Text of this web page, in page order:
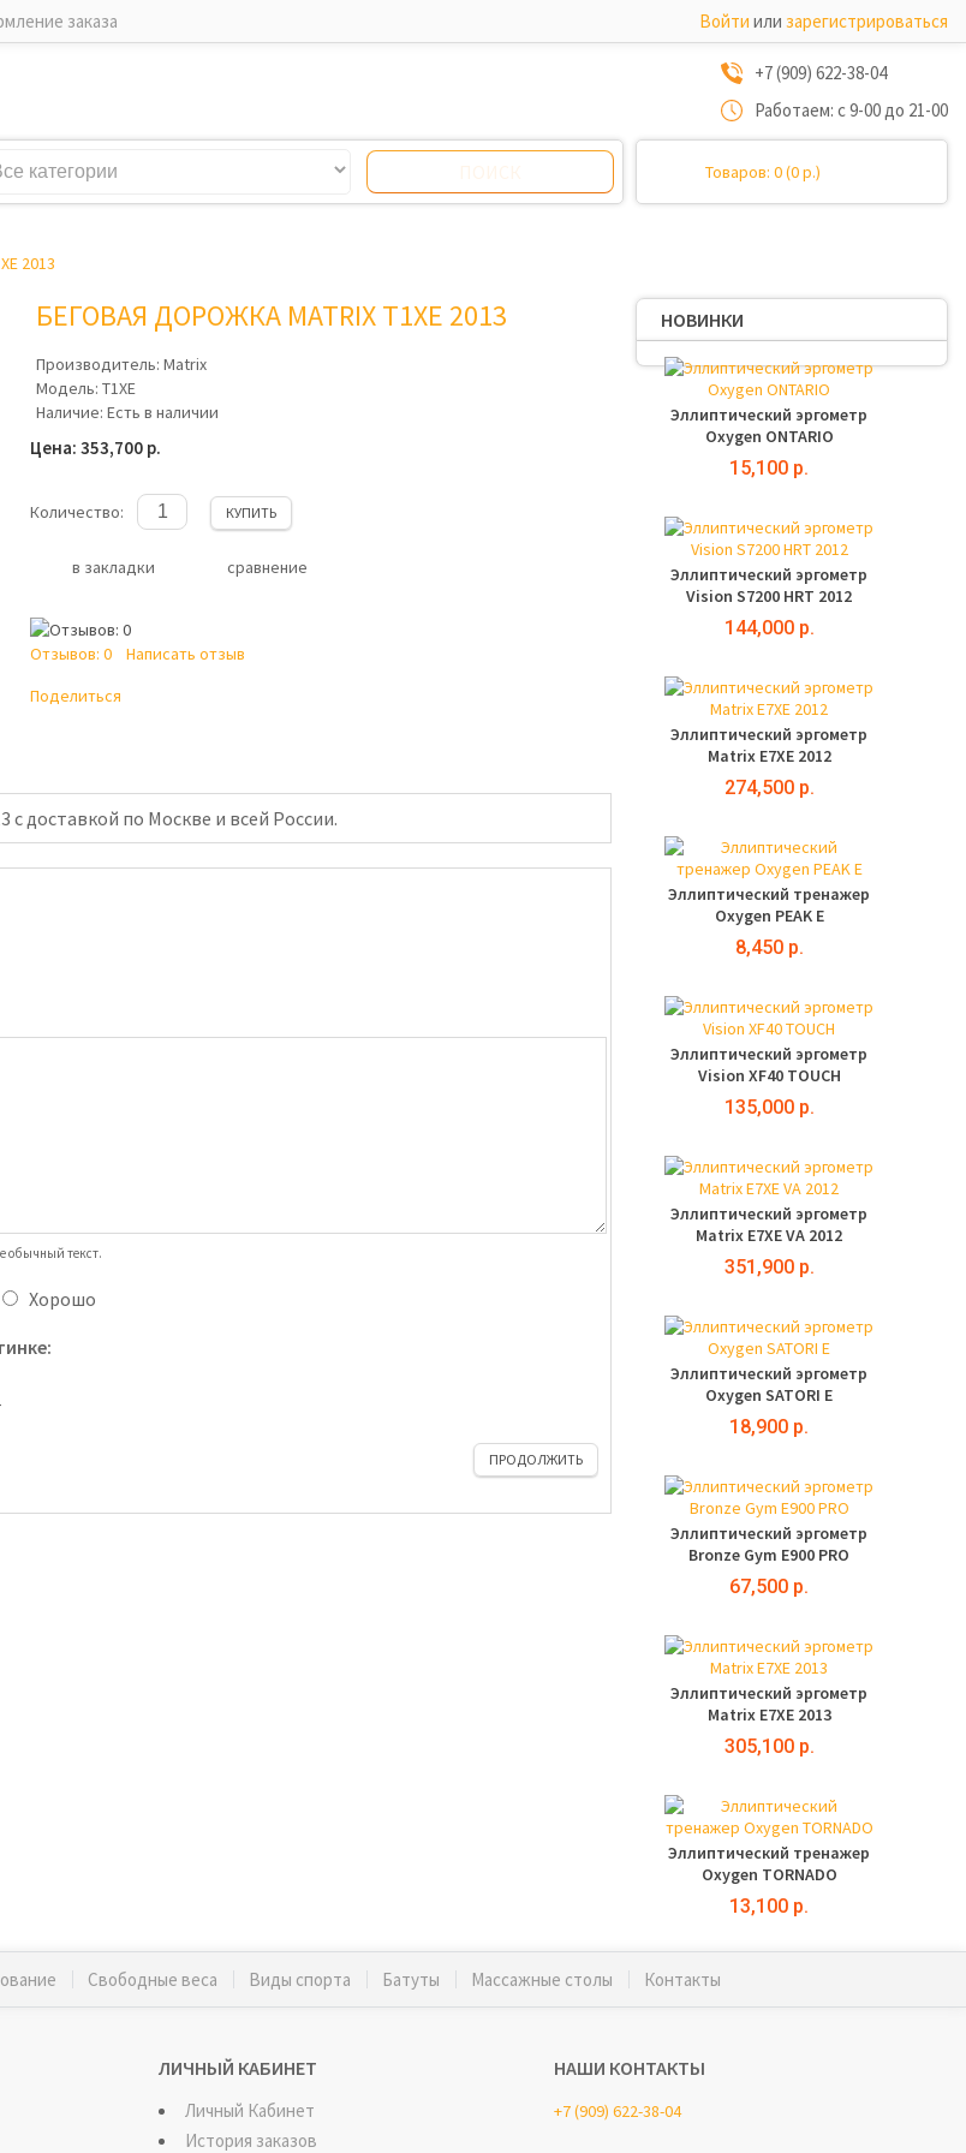
заказа Войти или зарегистрироваться
+7 (909) 622-38-04
Работаем: с 9-00 до 21-00
Товаров: 0 (0 р.)
2013
НОВИНКИ
Эллиптический эргометр
Oxygen ONTARIO
15,100 р.
Эллиптический эргометр
Vision S7200 HRT 2012
144,000 р.
Эллиптический эргометр
Matrix E7XE 2012
274,500 р.
Эллиптический тренажер
Oxygen PEAK Е
8,450 р.
Эллиптический эргометр
Vision XF40 TOUCH
135,000 р.
Эллиптический эргометр
Matrix E7XE VA 2012
351,900 р.
Эллиптический эргометр
Oxygen SATORI E
18,900 р.
Эллиптический эргометр
Bronze Gym E900 PRO
67,500 р.
Эллиптический эргометр
Matrix E7XE 2013
305,100 р.
Эллиптический тренажер
Oxygen TORNADO
13,100 р.
БЕГОВАЯ ДОРОЖКА MATRIX T1XE 2013
Производитель: Matrix
Модель: T1XE
Наличие: Есть в наличии
Цена: 353,700 р.
Количество: КУПИТЬ
в закладки сравнение
Отзывов: 0
Написать отзыв
Поделиться
с доставкой по Москве и всей России.
обычный текст.
Хорошо
ПРОДОЛЖИТЬ
Свободные веса Виды спорта Батуты Массажные столы Контакты
ЛИЧНЫЙ КАБИНЕТ
Личный Кабинет
История заказов
НАШИ КОНТАКТЫ
+7 (909) 622-38-04